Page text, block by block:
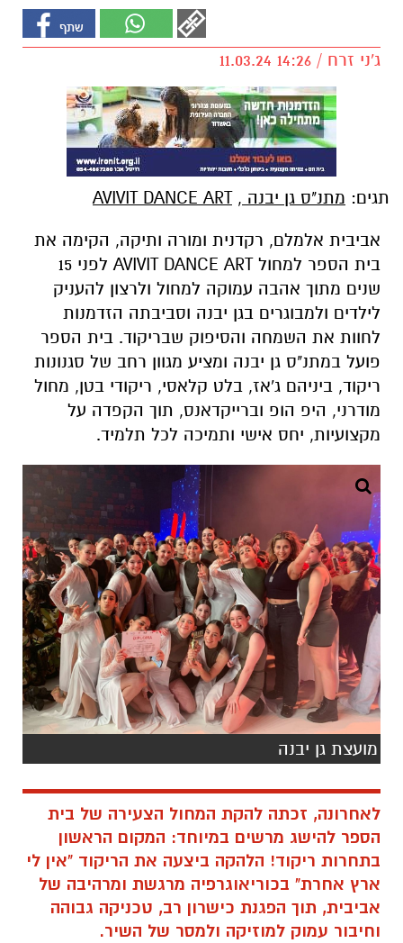
ג'ני זרח / 14:26 11.03.24
תגים: מתנ"ס גן יבנה ,
AVIVIT DANCE ART
אביבית אלמלם, רקדנית ומורה ותיקה, הקימה את
בית הספר למחולAVIVIT DANCE ART
לפני 15
שנים מתוך אהבה עמוקה למחול ולרצון להעניק
לילדים ולמבוגרים בגן יבנה וסביבתה הזדמנות
לחוות את השמחה והסיפוק שבריקוד. בית הספר
פועל במתנ"ס גן יבנה ומציע מגוון רחב של סגנונות
ריקוד, ביניהם ג'אז, בלט קלאסי, ריקודי בטן, מחול
מודרני, היפ הופ וברייקדאנס, תוך הקפדה על
מקצועיות, יחס אישי ותמיכה לכל תלמיד.
מועצת גן יבנה
לאחרונה, זכתה להקת המחול הצעירה של בית
הספר להישג מרשים במיוחד: המקום הראשון
בתחרות ריקוד! הלהקה ביצעה את הריקוד "אין לי
ארץ אחרת" בכוריאוגרפיה מרגשת ומרהיבה של
אביבית, תוך הפגנת כישרון רב, טכניקה גבוהה
וחיבור עמוק למוזיקה ולמסר של השיר.